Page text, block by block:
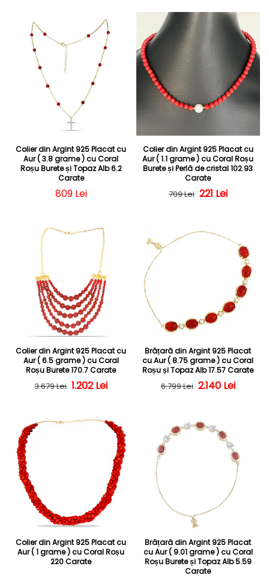
Colier din Argint 925 Placat cu
Aur ( 3.8 grame ) cu Coral
Roșu Burete și Topaz Alb 6.2
Carate
Preț obișnuit
809 Lei
Colier din Argint 925 Placat cu
Aur ( 1.1 grame ) cu Coral Roșu
Burete și Perlă de cristal 102.93
Carate
Preț obișnuit
709 Lei Preț redus
221 Lei
Colier din Argint 925 Placat cu
Aur ( 6.5 grame ) cu Coral
Roșu Burete 170.7 Carate
Preț obișnuit
3.679 Lei Preț redus
1.202 Lei
Brățară din Argint 925 Placat
cu Aur ( 8.75 grame ) cu Coral
Roșu și Topaz Alb 17.57 Carate
Preț obișnuit
6.799 Lei Preț redus
2.140 Lei
Colier din Argint 925 Placat cu
Aur ( 1 grame ) cu Coral Roșu
220 Carate
Brățară din Argint 925 Placat
cu Aur ( 9.01 grame ) cu Coral
Roșu Burete și Topaz Alb 5.59
Carate